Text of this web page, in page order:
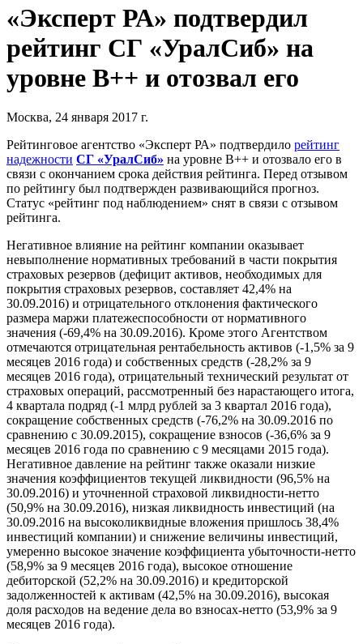
«Эксперт РА» подтвердил
рейтинг СГ «УралСиб» на
уровне В++ и отозвал его
Москва, 24 января 2017 г.
Рейтинговое агентство «Эксперт РА» подтвердило рейтинг
надежности СГ «УралСиб» на уровне В++ и отозвало его в
связи с окончанием срока действия рейтинга. Перед отзывом
по рейтингу был подтвержден развивающийся прогноз.
Статус «рейтинг под наблюдением» снят в связи с отзывом
рейтинга.
Негативное влияние на рейтинг компании оказывает
невыполнение нормативных требований в части покрытия
страховых резервов (дефицит активов, необходимых для
покрытия страховых резервов, составляет 42,4% на
30.09.2016) и отрицательного отклонения фактического
размера маржи платежеспособности от нормативного
значения (-69,4% на 30.09.2016). Кроме этого Агентством
отмечаются отрицательная рентабельность активов (-1,5% за 9
месяцев 2016 года) и собственных средств (-28,2% за 9
месяцев 2016 года), отрицательный технический результат от
страховых операций, рассмотренный без нарастающего итога,
4 квартала подряд (-1 млрд рублей за 3 квартал 2016 года),
сокращение собственных средств (-76,2% на 30.09.2016 по
сравнению с 30.09.2015), сокращение взносов (-36,6% за 9
месяцев 2016 года по сравнению с 9 месяцами 2015 года).
Негативное давление на рейтинг также оказали низкие
значения коэффициентов текущей ликвидности (96,5% на
30.09.2016) и уточненной страховой ликвидности-нетто
(50,9% на 30.09.2016), низкая ликвидность инвестиций (на
30.09.2016 на высоколиквидные вложения пришлось 38,4%
инвестиций компании) и снижение величины инвестиций,
умеренно высокое значение коэффициента убыточности-нетто
(58,9% за 9 месяцев 2016 года), высокое отношение
дебиторской (52,2% на 30.09.2016) и кредиторской
задолженностей к активам (42,5% на 30.09.2016), высокая
доля расходов на ведение дела во взносах-нетто (53,9% за 9
месяцев 2016 года).